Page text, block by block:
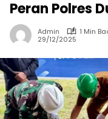
Peran Polres
Admin
1 Min
29/12/2025